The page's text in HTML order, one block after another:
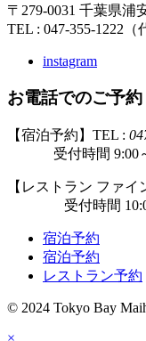
〒279-0031 千葉県浦
TEL : 047-355-1222（
instagram
お電話でのご予
【宿泊予約】TEL :
受付時間 9:00～
【レストラン ファイ
受付時間 10:00
宿泊予約
宿泊予約
レストラン予約
© 2024 Tokyo Bay
×